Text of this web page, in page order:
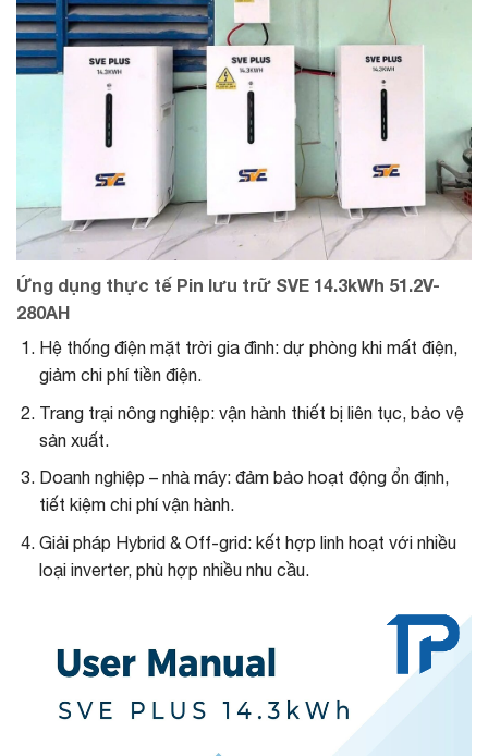
Ứng dụng thực tế Pin lưu trữ SVE 14.3kWh 51.2V-
280AH
Hệ thống điện mặt trời gia đình: dự phòng khi mất điện,
giảm chi phí tiền điện.
Trang trại nông nghiệp: vận hành thiết bị liên tục, bảo vệ
sản xuất.
Doanh nghiệp – nhà máy: đảm bảo hoạt động ổn định,
tiết kiệm chi phí vận hành.
Giải pháp Hybrid & Off-grid: kết hợp linh hoạt với nhiều
loại inverter, phù hợp nhiều nhu cầu.